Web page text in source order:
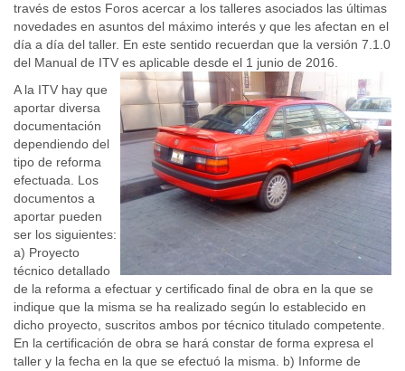
través de estos Foros acercar a los talleres asociados las últimas
novedades en asuntos del máximo interés y que les afectan en el
día a día del taller. En este sentido recuerdan que la versión 7.1.0
del Manual de ITV es aplicable desde el 1 junio de 2016.
A la ITV hay que
aportar diversa
documentación
dependiendo del
tipo de reforma
efectuada. Los
documentos a
aportar pueden
ser los siguientes:
a) Proyecto
técnico detallado
de la reforma a efectuar y certificado final de obra en la que se
indique que la misma se ha realizado según lo establecido en
dicho proyecto, suscritos ambos por técnico titulado competente.
En la certificación de obra se hará constar de forma expresa el
taller y la fecha en la que se efectuó la misma. b) Informe de